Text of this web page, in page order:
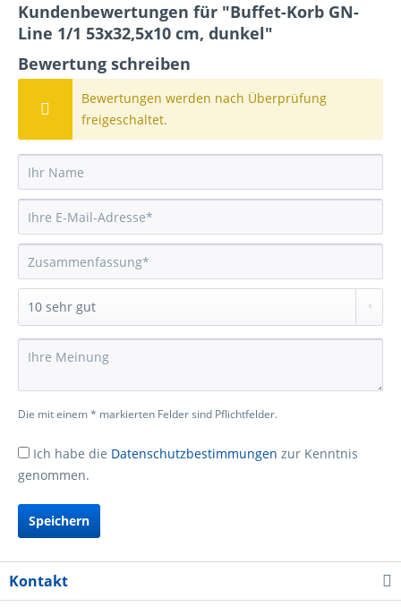
Kundenbewertungen für "Buffet-Korb GN-
Line 1/1 53x32,5x10 cm, dunkel"
Bewertung schreiben
Bewertungen werden nach Überprüfung
freigeschaltet.
Die mit einem * markierten Felder sind Pflichtfelder.
Ich habe die Datenschutzbestimmungen zur Kenntnis
genommen.
Speichern
Kontakt